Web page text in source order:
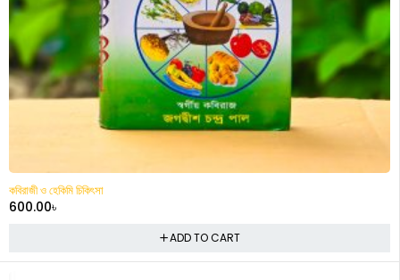
কবিরাজী ও হেকিমি চিকিৎসা
600.00৳
ADD TO CART